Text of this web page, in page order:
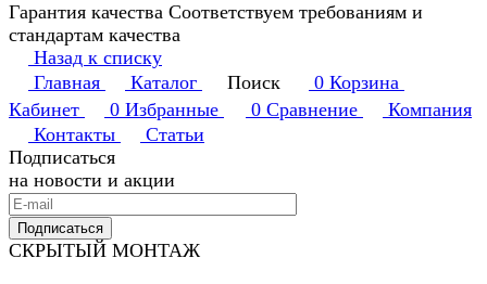
Гарантия качества Соответствуем требованиям и
стандартам качества
Назад к списку
Главная
Каталог Поиск 0 Корзина
Кабинет
0 Избранные 0 Сравнение
Компания
Контакты
Статьи
Подписаться
на новости и акции
Подписаться
СКРЫТЫЙ МОНТАЖ